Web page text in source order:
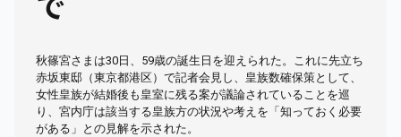
秋篠宮さまは30日、59歳の誕生日を迎えられた。これに先立ち
赤坂東邸（東京都港区）で記者会見し、皇族数確保策として、
女性皇族が結婚後も皇室に残る案が議論されていることを巡
り、宮内庁は該当する皇族方の状況や考えを「知っておく必要
がある」との見解を示された。